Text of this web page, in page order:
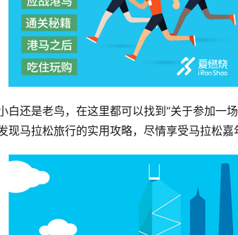
白还是老鸟，在这里都可以找到“关于参加一
现马拉松旅行的实用攻略，尽情享受马拉松嘉